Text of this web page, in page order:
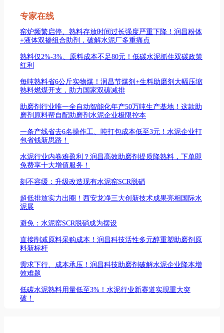
专家在线
窑炉频繁启停、熟料存放时间过长强度严重下降！润昌粉体
+液体双掺组合助剂，破解水泥厂多重痛点
熟料仅2%-3%、原料成本不足80元！低碳水泥抓住双碳政策
红利
每吨熟料省6公斤实物煤！润昌节煤剂+生料助磨剂大幅压缩
熟料燃煤开支，助力国家双碳减排
助磨剂行业唯一全自动智能化年产50万吨生产基地！这款助
磨剂原料帮自配助磨剂水泥企业极限控本
一条产线省去6名操作工、吨打包成本低至3元！水泥企业打
包省钱新思路！
水泥行业内卷难盈利？润昌高效助磨剂提质降熟料，下单即
免费享十大增值服务！
刻不容缓：升级改造现有水泥窑SCR脱硝
超低排放实力出圈！西安龙净三大创新技术成果亮相国际水
泥展
避免：水泥窑SCR脱硝成为摆设
直接削减原料采购成本！润昌科技活性多元醇重塑助磨剂原
料新标杆
需求下行、成本承压！润昌科技助磨剂破解水泥企业降本增
效难题
低碳水泥熟料用量低至3%！水泥行业新赛道实现重大突
破！